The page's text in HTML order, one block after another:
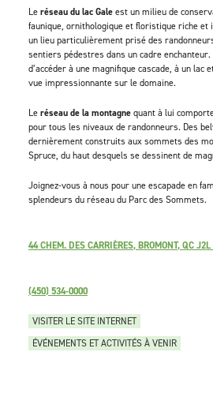
44 CHEM. DES CARRIÈRES, BROMONT, QC
(450) 534-0000
VISITER LE SITE INTERNET
ÉVÉNEMENTS ET ACTIVITÉS À VENIR
Leréseau du lac Galeest un milieu de
faunique, ornithologique et floristique riche et
un lieu particulièrement prisé des
sentiers pédestres dans un cadre
d’accéder à une magnifique cascade, à un lac
vue impressionnante sur le domaine.
Leréseau de la montagnequant à lui
pour tous les niveaux de randonneurs. Des
dernièrement construits aux sommets des
Spruce, du haut desquels se dessinent de
Joignez-vous à nous pour une escapade en
splendeurs du réseau du Parc des Sommets.